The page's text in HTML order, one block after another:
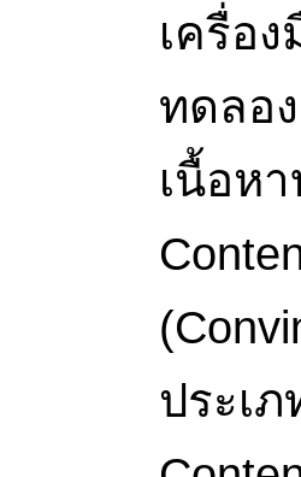
เครื่อ
ทดลอ
เนื้อห
ประเ